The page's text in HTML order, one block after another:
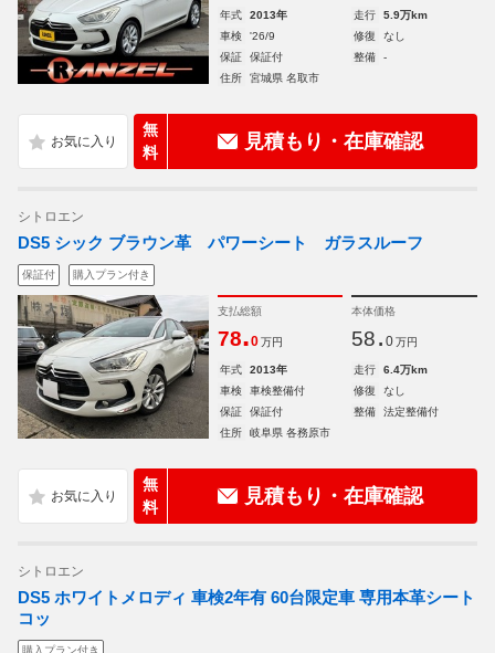
年式 2013年 走行
5.9万km
車検
'26/9 修復
なし
保証
保証付 整備
-
住所
宮城県 名取市
無
料
見積もり・在庫確認
シトロエン
DS5 シック ブラウン革 パワーシート ガラスルーフ
保証付 購入プラン付き
支払総額
78.0 万円
本体価格
58. 0 万円
年式 2013年 走行
6.4万km
車検
車検整備付 修復
なし
保証
保証付 整備
法定整備付
住所
岐阜県 各務原市
無
料
見積もり・在庫確認
シトロエン
DS5 ホワイトメロディ 車検2年有 60台限定車 専用本革シート
コッ
購入プラン付き